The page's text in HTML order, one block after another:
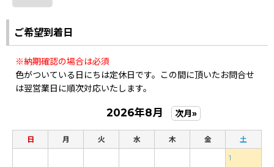
ご希望到着日
※納期確認の場合は必須
色がついている日にちは定休日です。この間に頂いたお問合せ
は翌営業日に順次対応いたします。
2026年8月 次月»
日 月 火 水 木 金 土
1